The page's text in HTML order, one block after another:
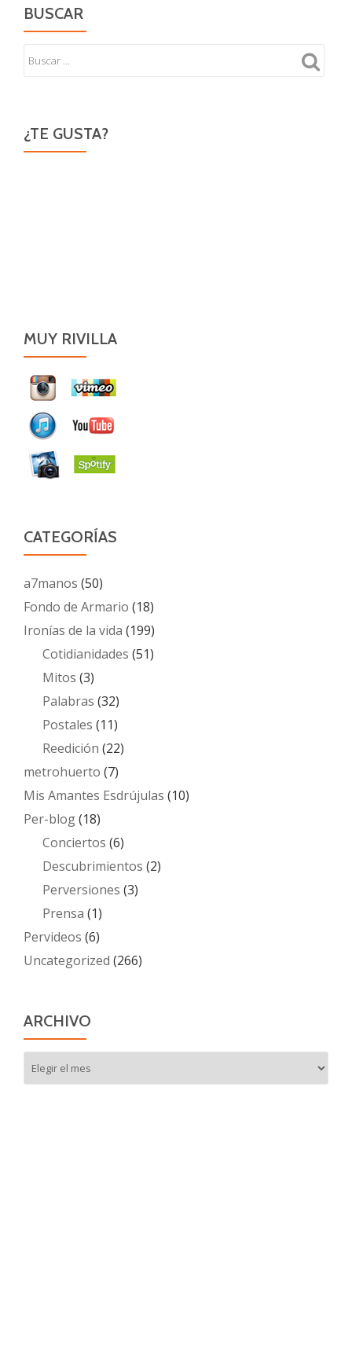
BUSCAR
¿TE GUSTA?
MUY RIVILLA
CATEGORÍAS
a7manos (50)
Fondo de Armario (18)
Ironías de la vida (199)
Cotidianidades (51)
Mitos (3)
Palabras (32)
Postales (11)
Reedición (22)
metrohuerto (7)
Mis Amantes Esdrújulas (10)
Per-blog(18)
Conciertos (6)
Descubrimientos (2)
Perversiones (3)
Prensa (1)
Pervideos (6)
Uncategorized (266)
ARCHIVO